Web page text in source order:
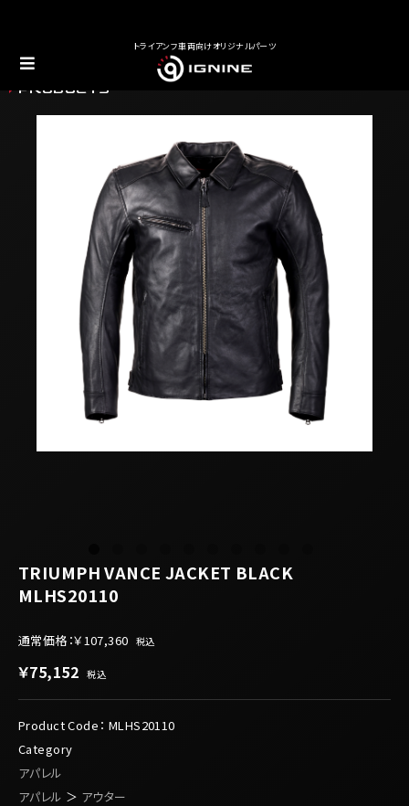
PRODUCTS
TRIUMPH VANCE JACKET BLACK
MLHS20110
通常価格：￥107,360 税込
￥75,152 税込
Product Code： MLHS20110
Category
アパレル
アパレル ＞ アウター